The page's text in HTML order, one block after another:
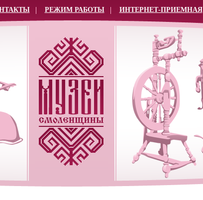
РЕЖИМ РАБОТЫ ИНТЕРНЕТ-ПРИЕМНАЯ